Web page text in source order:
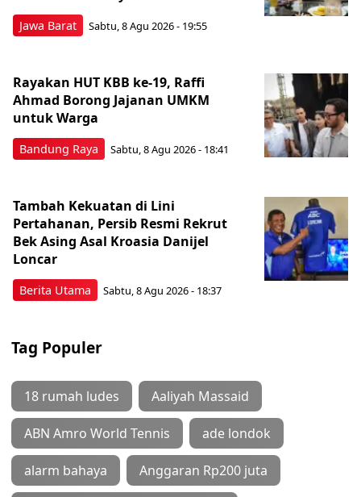
Jawa Barat Sabtu, 8 Agu 2026 - 19:55
Bandung Raya
Rayakan HUT KBB ke-19, Raffi
Ahmad Borong Jajanan UMKM
untuk Warga
Sabtu, 8 Agu 2026 - 18:41
Berita Utama
Tambah Kekuatan di Lini
Pertahanan, Persib Resmi Rekrut
Bek Asing Asal Kroasia Danijel
Loncar
Sabtu, 8 Agu 2026 - 18:37
Tag Populer
18 rumah ludes Aaliyah Massaid
ABN Amro World Tennis ade londok
alarm bahaya Anggaran Rp200 juta